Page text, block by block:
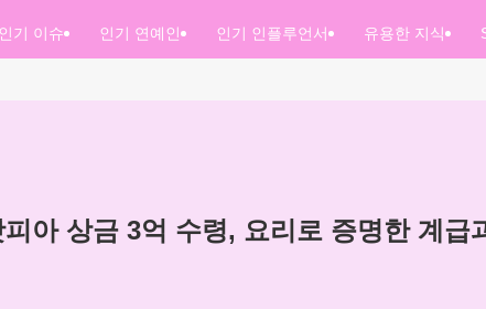
인기 이슈 인기 연예인 인기 인플루언서 유용한 지식
아 상금 3억 수령, 요리로 증명한 계급